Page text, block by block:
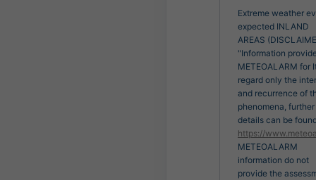
Extreme weather
expected INLAND
AREAS
"Information
METEOALARM for
regard only the
and recurrence of
phenomena, further
details can be
https://
METEOALARM
information do not
provide the